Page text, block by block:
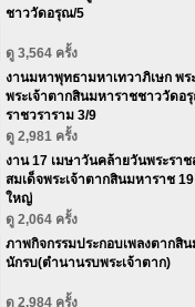
ชาววัดอรุณ/5
ดู 3,564 ครั้ง
งานมหาพุทธามหาเทวาภิเษก พร
พระเจ้าตากสินมหาราชชาววัด
ราชวราราม 3/9
ดู 2,981 ครั้ง
งาน 17 เมษาวันคล้ายวันพระรา
สมเด็จพระเจ้าตากสินมหาราช
ใหญ่
ดู 2,064 ครั้ง
ภาพกิจกรรมประกอบเพลงตากสิ
นักรบ(ตำนานรบพระเจ้าตาก)
ดู 2,984 ครั้ง